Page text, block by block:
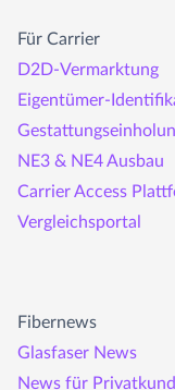
Für Carrier
D2D-Vermarktung
Eigentümer-
NE3 & NE4 Ausbau
Carrier Access
Vergleichsportal
Fibernews
Glasfaser News
News für